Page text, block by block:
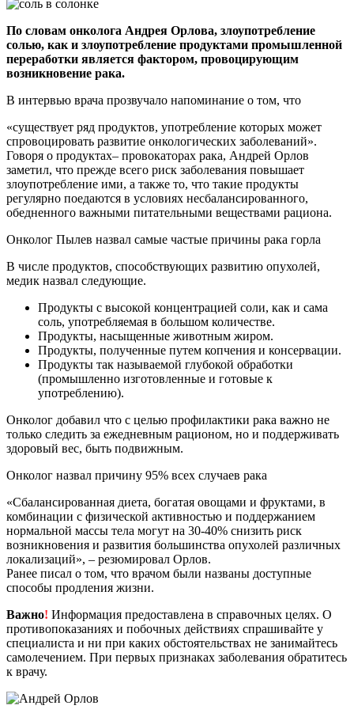
По словам онколога Андрея Орлова, злоупотребление
солью, как и злоупотребление продуктами промышленной
переработки является фактором, провоцирующим
возникновение рака.
В интервью врача прозвучало напоминание о том, что
«существует ряд продуктов, употребление которых может
спровоцировать развитие онкологических заболеваний».
Говоря о продуктах– провокаторах рака, Андрей Орлов
заметил, что прежде всего риск заболевания повышает
злоупотребление ими, а также то, что такие продукты
регулярно поедаются в условиях несбалансированного,
обедненного важными питательными веществами рациона.
Онколог Пылев назвал самые частые причины рака горла
В числе продуктов, способствующих развитию опухолей,
медик назвал следующие.
Продукты с высокой концентрацией соли, как и сама
соль, употребляемая в большом количестве.
Продукты, насыщенные животным жиром.
Продукты, полученные путем копчения и консервации.
Продукты так называемой глубокой обработки
(промышленно изготовленные и готовые к
употреблению).
Онколог добавил что с целью профилактики рака важно не
только следить за ежедневным рационом, но и поддерживать
здоровый вес, быть подвижным.
Онколог назвал причину 95% всех случаев рака
«Сбалансированная диета, богатая овощами и фруктами, в
комбинации с физической активностью и поддержанием
нормальной массы тела могут на 30-40% снизить риск
возникновения и развития большинства опухолей различных
локализаций», – резюмировал Орлов.
Ранее писал о том, что врачом были названы доступные
способы продления жизни.
Важно! Информация предоставлена в справочных целях. О
противопоказаниях и побочных действиях спрашивайте у
специалиста и ни при каких обстоятельствах не занимайтесь
самолечением. При первых признаках заболевания обратитесь
к врачу.